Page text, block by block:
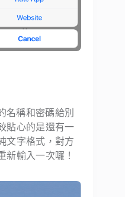
名稱和密碼給別
貼心的是還有一
文字格式，對方
新輸入一次囉！